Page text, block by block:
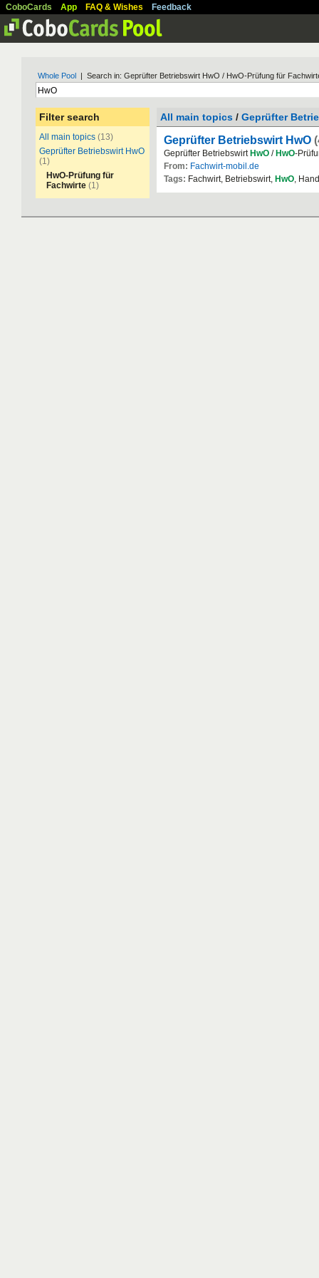
CoboCards App FAQ & Wishes Feedback
Whole Pool | Search in: Geprüfter Betriebswirt HwO / HwO-Prüfung für
Filter search
All main topics (13)
Geprüfter Betriebswirt HwO
(1)
HwO-Prüfung für
Fachwirte (1)
All main topics / Geprüfter
Geprüfter Betriebswirt HwO
Geprüfter Betriebswirt HwO / HwO-
From: Fachwirt-mobil.de
Tags: Fachwirt, Betriebswirt, HwO,